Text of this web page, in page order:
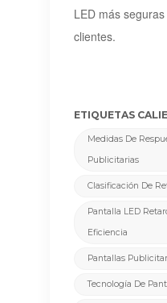
LED más
clientes.
ETIQUETAS
Medidas De
Publicitarias
Clasificación De
Pantalla LED
Eficiencia
Pantallas
Tecnología De